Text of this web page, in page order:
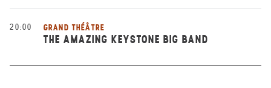
20:00 GRAND THÉÂTRE
THE AMAZING KEYSTONE BIG BAND